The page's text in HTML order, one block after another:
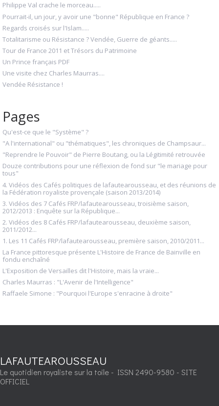
Philippe Val crache le morceau.....
Pourrait-il, un jour, y avoir une "bonne" République en France ?
Regards croisés sur l'Islam.....
Totalitarisme ou Résistance ? Vendée, Guerre de géants.....
Tour de France 2011 et Trésors du Patrimoine
Un Prince français PDF
Une visite chez Charles Maurras....
Vendée Résistance !
Pages
Qu'est-ce que le "Système" ?
"A l'international" ou "thématiques", les chroniques de Champsaur...
"Reprendre le Pouvoir" de Pierre Boutang, ou la Légitimité retrouvée
Douze contributions pour une réflexion de fond sur "le mariage pour
tous"
4. Vidéos des Cafés politiques de lafautearousseau, et des réunions de
la Fédération royaliste provençale (saison 2013/2014)
3. Vidéos des 7 Cafés FRP/lafautearousseau, troisième saison,
2012/2013 : Enquête sur la République...
2. Vidéos des 8 Cafés FRP/lafautearousseau, deuxième saison,
2011/2012...
1. Les 11 Cafés FRP/lafautearousseau, première saison, 2010/2011...
La France pittoresque présente L'Histoire de France de Bainville en
fondu enchaîné
L'Exposition de Versailles dit l'Histoire, mais la vraie...
Charles Maurras : "L'Avenir de l'Intelligence"
Raffaele Simone : "Pourquoi l'Europe s'enracine à droite"
LAFAUTEAROUSSEAU
Le quotidien royaliste sur la toile - ISSN 2490-9580 - SITE
OFFICIEL